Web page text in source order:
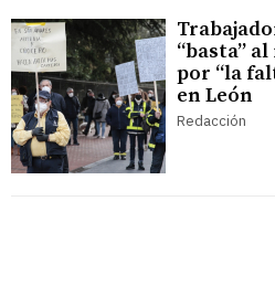
“basta”
por “la
en León
Redacción